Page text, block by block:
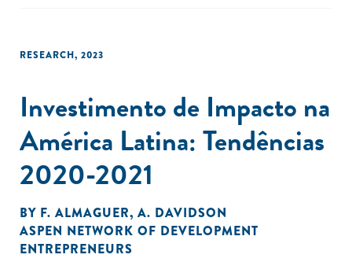
RESEARCH, 2023
Investimento de Impacto na
América Latina: Tendências
2020-2021
BY F. ALMAGUER, A. DAVIDSON
ASPEN NETWORK OF DEVELOPMENT
ENTREPRENEURS